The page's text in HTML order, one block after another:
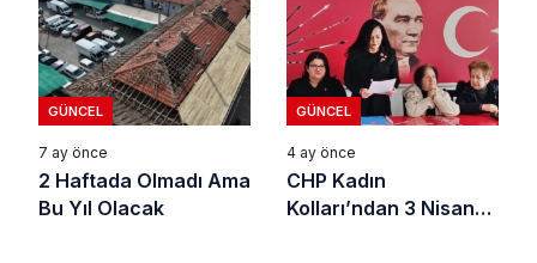
inandırıcılıktan çok
uzak
GÜNCEL
7 ay önce
2 Haftada Olmadı Ama
Bu Yıl Olacak
GÜNCEL
4 ay önce
CHP Kadın
Kolları’ndan 3 Nisan